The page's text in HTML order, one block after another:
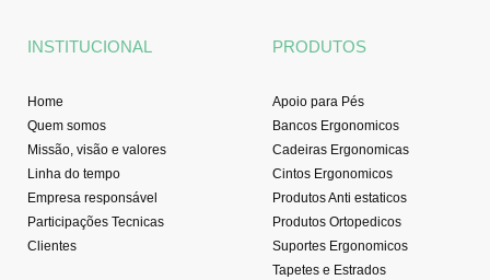
e
n
INSTITUCIONAL
Home
Quem somos
Missão, visão e valores
Linha do tempo
Empresa responsável
Participações Tecnicas
Clientes
PRODUTOS
Apoio para Pés
Bancos Ergonomicos
Cadeiras Ergonomicas
Cintos Ergonomicos
Produtos Anti estaticos
Produtos Ortopedicos
Suportes Ergonomicos
Tapetes e Estrados